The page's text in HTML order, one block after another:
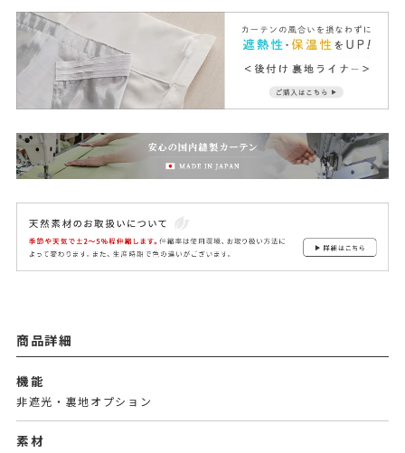
商品詳細
機能
非遮光・裏地オプション
素材